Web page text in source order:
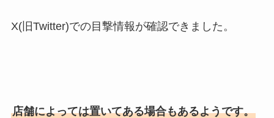
X(旧Twitter)での目撃情報が確認できました。
店舗によっては置いてある場合もあるようです。